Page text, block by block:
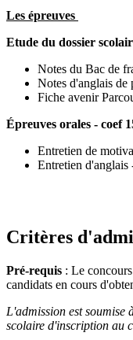
Les épreuves
Etude du dossier
Notes du Bac de
Notes d'anglais de
Fiche avenir
Épreuves orales - coef
Entretien de
Entretien d'anglais
Critères
Pré-requis : Le
candidats en cours
L'admission est soumise
scolaire d'inscription au